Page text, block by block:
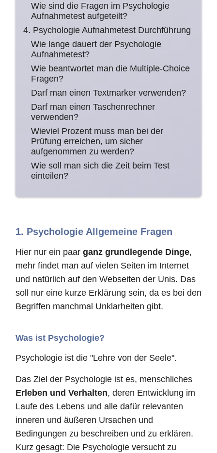
Wie sind die Fragen im Psychologie
Aufnahmetest aufgeteilt?
4. Psychologie Aufnahmetest Durchführung
Wie lange dauert der Psychologie
Aufnahmetest?
Wie beantwortet man die Multiple-Choice
Fragen?
Darf man einen Textmarker verwenden?
Darf man einen Taschenrechner
verwenden?
Wieviel Prozent muss man bei der
Prüfung erreichen, um sicher
aufgenommen zu werden?
Wie soll man sich die Zeit beim Test
einteilen?
1. Psychologie Allgemeine Fragen
Hier nur ein paar ganz grundlegende Dinge,
mehr findet man auf vielen Seiten im Internet
und natürlich auf den Webseiten der Unis. Das
soll nur eine kurze Erklärung sein, da es bei den
Begriffen manchmal Unklarheiten gibt.
Was ist Psychologie?
Psychologie ist die "Lehre von der Seele".
Das Ziel der Psychologie ist es, menschliches
Erleben und Verhalten, deren Entwicklung im
Laufe des Lebens und alle dafür relevanten
inneren und äußeren Ursachen und
Bedingungen zu beschreiben und zu erklären.
Kurz gesagt: Die Psychologie versucht zu